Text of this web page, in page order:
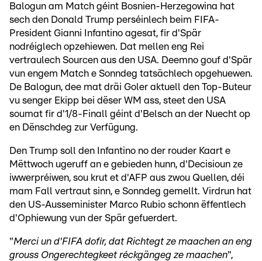
Balogun am Match géint Bosnien-Herzegowina hat
sech den Donald Trump perséinlech beim FIFA-
President Gianni Infantino agesat, fir d'Spär
nodréiglech opzehiewen. Dat mellen eng Rei
vertraulech Sourcen aus den USA. Deemno gouf d'Spär
vun engem Match e Sonndeg tatsächlech opgehuewen.
De Balogun, dee mat dräi Goler aktuell den Top-Buteur
vu senger Ekipp bei dëser WM ass, steet den USA
soumat fir d'1/8-Finall géint d'Belsch an der Nuecht op
en Dënschdeg zur Verfügung.
Den Trump soll den Infantino no der rouder Kaart e
Mëttwoch ugeruff an e gebieden hunn, d'Decisioun ze
iwwerpréiwen, sou krut et d'AFP aus zwou Quellen, déi
mam Fall vertraut sinn, e Sonndeg gemellt. Virdrun hat
den US-Ausseminister Marco Rubio schonn ëffentlech
d'Ophiewung vun der Spär gefuerdert.
"Merci un d'FIFA dofir, dat Richtegt ze maachen an eng
grouss Ongerechtegkeet réckgängeg ze maachen",